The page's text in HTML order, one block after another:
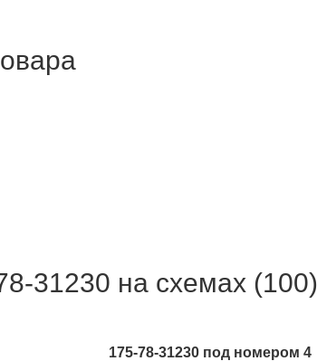
31230 на схемах (100)
175-78-31230 под номером 4